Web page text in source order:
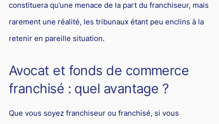
constituera qu’une menace de la part du franchiseur, mais
rarement une réalité, les tribunaux étant peu enclins à la
retenir en pareille situation.
Avocat et fonds de commerce
franchisé : quel avantage ?
Que vous soyez franchiseur ou franchisé, si vous